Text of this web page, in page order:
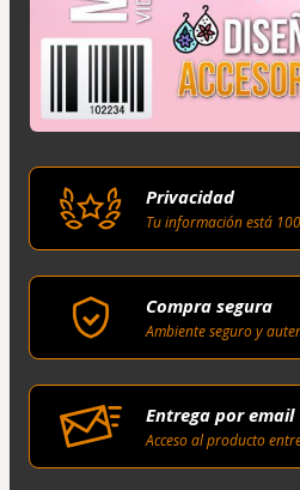
Privacidad
Tu información está
Compra segura
Ambiente seguro y
Entrega por email
Acceso al producto